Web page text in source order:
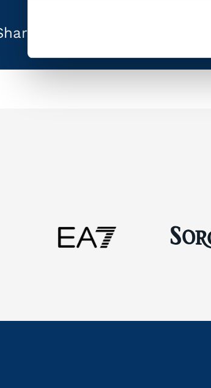
the article with your